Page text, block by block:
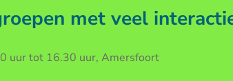
met veel
uur tot 16.30 uur, Amersfoort